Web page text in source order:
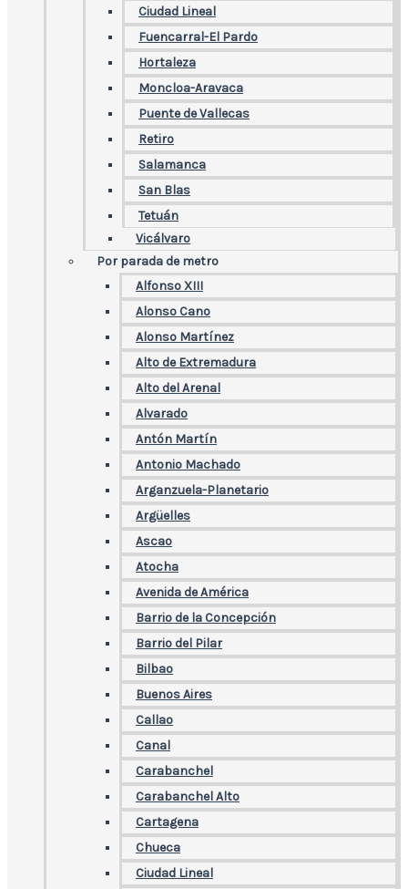
Ciudad Lineal
Fuencarral-El Pardo
Hortaleza
Moncloa-Aravaca
Puente de Vallecas
Retiro
Salamanca
San Blas
Tetuán
Vicálvaro
Por parada de metro
Alfonso XIII
Alonso Cano
Alonso Martínez
Alto de Extremadura
Alto del Arenal
Alvarado
Antón Martín
Antonio Machado
Arganzuela-Planetario
Argüelles
Ascao
Atocha
Avenida de América
Barrio de la Concepción
Barrio del Pilar
Bilbao
Buenos Aires
Callao
Canal
Carabanchel
Carabanchel Alto
Cartagena
Chueca
Ciudad Lineal